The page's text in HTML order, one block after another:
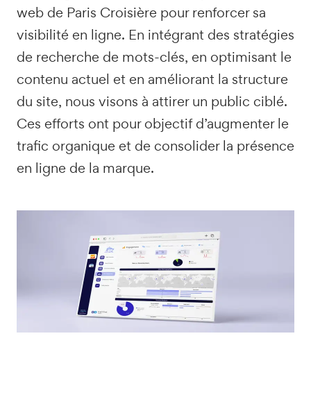
web de Paris Croisière pour renforcer sa
visibilité en ligne. En intégrant des stratégies
de recherche de mots-clés, en optimisant le
contenu actuel et en améliorant la structure
du site, nous visons à attirer un public ciblé.
Ces efforts ont pour objectif d’augmenter le
trafic organique et de consolider la présence
en ligne de la marque.